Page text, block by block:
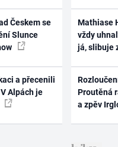
Českem se
Slunce
a přecenili
Alpách je
Mathiase
vždy
já, slibuje
Proutěná
a zpěv